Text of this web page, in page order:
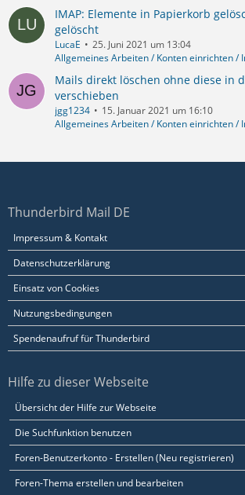
IMAP: Elemente in Papierkorb
gelöscht
LucaE
25. Juni 2021 um 13:04
Allgemeines Arbeiten / Konten einrichten /
Mails direkt löschen ohne diese in
verschieben
jgg1234
15. Januar 2021 um 16:10
Allgemeines Arbeiten / Konten einrichten /
Thunderbird Mail DE
Impressum & Kontakt
Datenschutzerklärung
Einsatz von Cookies
Nutzungsbedingungen
Spendenaufruf für Thunderbird
Hilfe zu dieser Webseite
Übersicht der Hilfe zur Webseite
Die Suchfunktion benutzen
Foren-Benutzerkonto - Erstellen (Neu registrieren)
Foren-Thema erstellen und bearbeiten